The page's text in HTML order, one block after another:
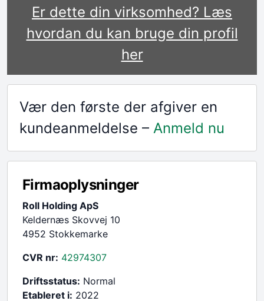
Er dette din virksomhed? Læs
hvordan du kan bruge din profil
her
Vær den første der afgiver en
kundeanmeldelse – Anmeld nu
Firmaoplysninger
Roll Holding ApS
Keldernæs Skovvej 10
4952 Stokkemarke
CVR nr: 42974307
Driftsstatus: Normal
Etableret i: 2022